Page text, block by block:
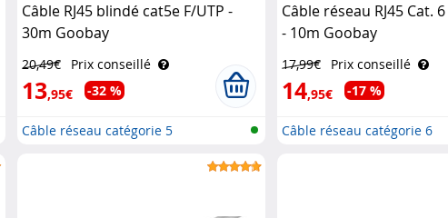
Câble RJ45 blindé cat5e F/UTP -
30m Goobay
20,49€ Prix conseillé
13,95€ -32 %
Câble réseau catégorie 5
Câble réseau RJ45 Cat.
- 10m Goobay
17,99€ Prix conseillé
14,95€ -17 %
Câble réseau catégorie 6